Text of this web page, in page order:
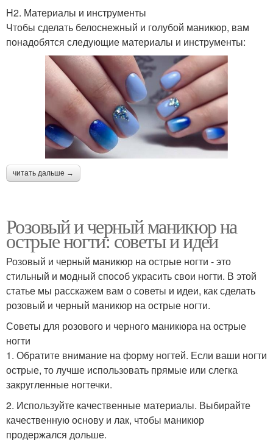
H2. Материалы и инструменты
Чтобы сделать белоснежный и голубой маникюр, вам
понадобятся следующие материалы и инструменты:
читать дальше →
Розовый и черный маникюр на
острые ногти: советы и идеи
Розовый и черный маникюр на острые ногти - это
стильный и модный способ украсить свои ногти. В этой
статье мы расскажем вам о советы и идеи, как сделать
розовый и черный маникюр на острые ногти.
Советы для розового и черного маникюра на острые
ногти
1. Обратите внимание на форму ногтей. Если ваши ногти
острые, то лучше использовать прямые или слегка
закругленные ногтечки.
2. Используйте качественные материалы. Выбирайте
качественную основу и лак, чтобы маникюр
продержался дольше.